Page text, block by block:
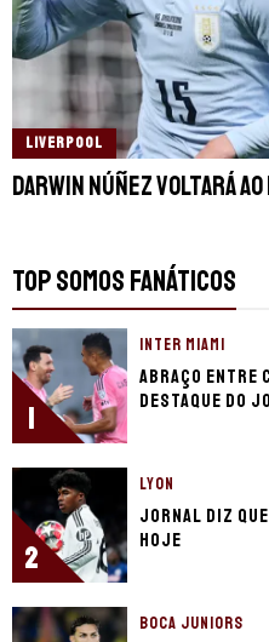
LIVERPOOL
Darwin Núñez voltará
TOP SOMOS FANÁTICOS
1
INTER MIAMI
Abraço entre
destaque do
2
LYON
Jornal diz
hoje
BOCA JUNIORS